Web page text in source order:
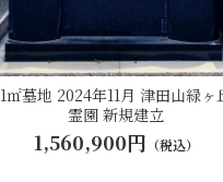
1㎡墓地 2024年11月 津田山緑ヶ
霊園 新規建立
1,560,900円 （税込）